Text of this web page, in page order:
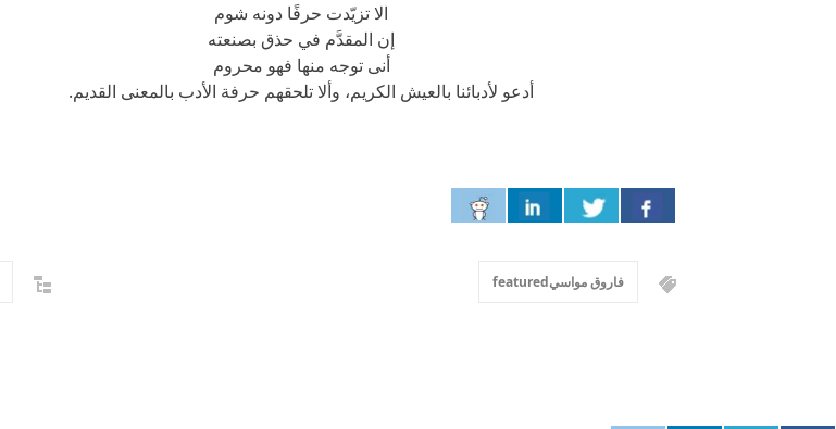
الا تزيّدت حرفًا دونه شوم
إن المقدَّم في حذق بصنعته
أنى توجه منها فهو محروم
أدعو لأدبائنا بالعيش الكريم، وألا تلحقهم حرفة الأدب بالمعنى القديم.
فاروق مواسيfeatured